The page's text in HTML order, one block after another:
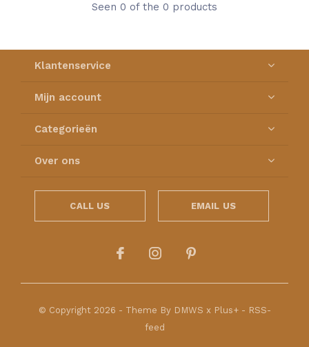
Seen 0 of the 0 products
Klantenservice
Mijn account
Categorieën
Over ons
CALL US EMAIL US
© Copyright 2026 - Theme By DMWS x Plus+- RSS-
feed